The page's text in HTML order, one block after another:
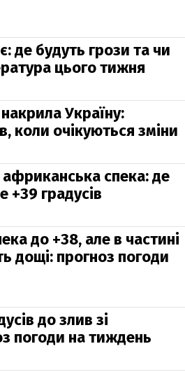
де будуть грози та чи
цього тижня
Україну:
коли очікуються зміни
спека: де
+39 градусів
до +38, але в частині
дощі: прогноз погоди
до злив зі
погоди на тиждень